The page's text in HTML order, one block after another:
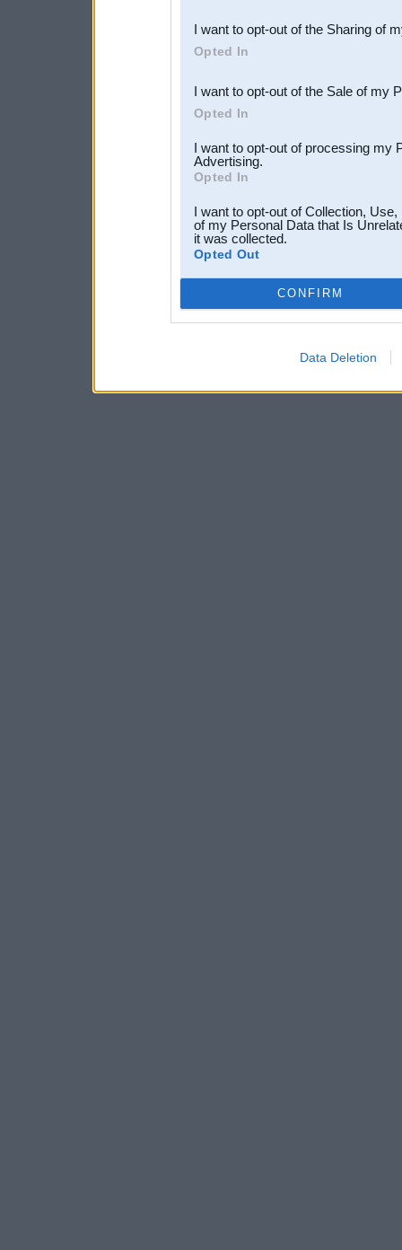
Downstream Participants
third parties.
I want to opt-out of the Sharing of
Opted In
I want to opt-out of the Sale of my
Opted In
I want to opt-out of processing my
Advertising.
Opted In
I want to opt-out of Collection,
of my Personal Data that Is
it was collected.
Opted Out
CONFIRM
Data Deletion